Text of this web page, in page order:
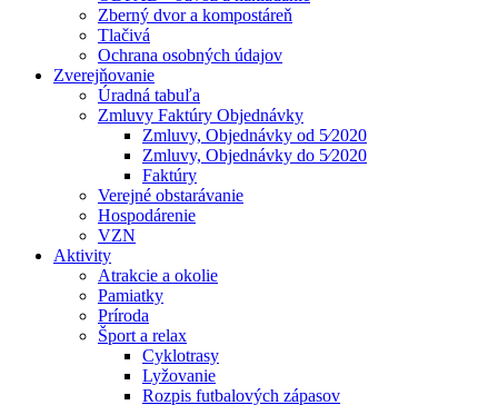
Zberný dvor a kompostáreň
Tlačivá
Ochrana osobných údajov
Zverejňovanie
Úradná tabuľa
Zmluvy Faktúry Objednávky
Zmluvy, Objednávky od 5⁄2020
Zmluvy, Objednávky do 5⁄2020
Faktúry
Verejné obstarávanie
Hospodárenie
VZN
Aktivity
Atrakcie a okolie
Pamiatky
Príroda
Šport a relax
Cyklotrasy
Lyžovanie
Rozpis futbalových zápasov